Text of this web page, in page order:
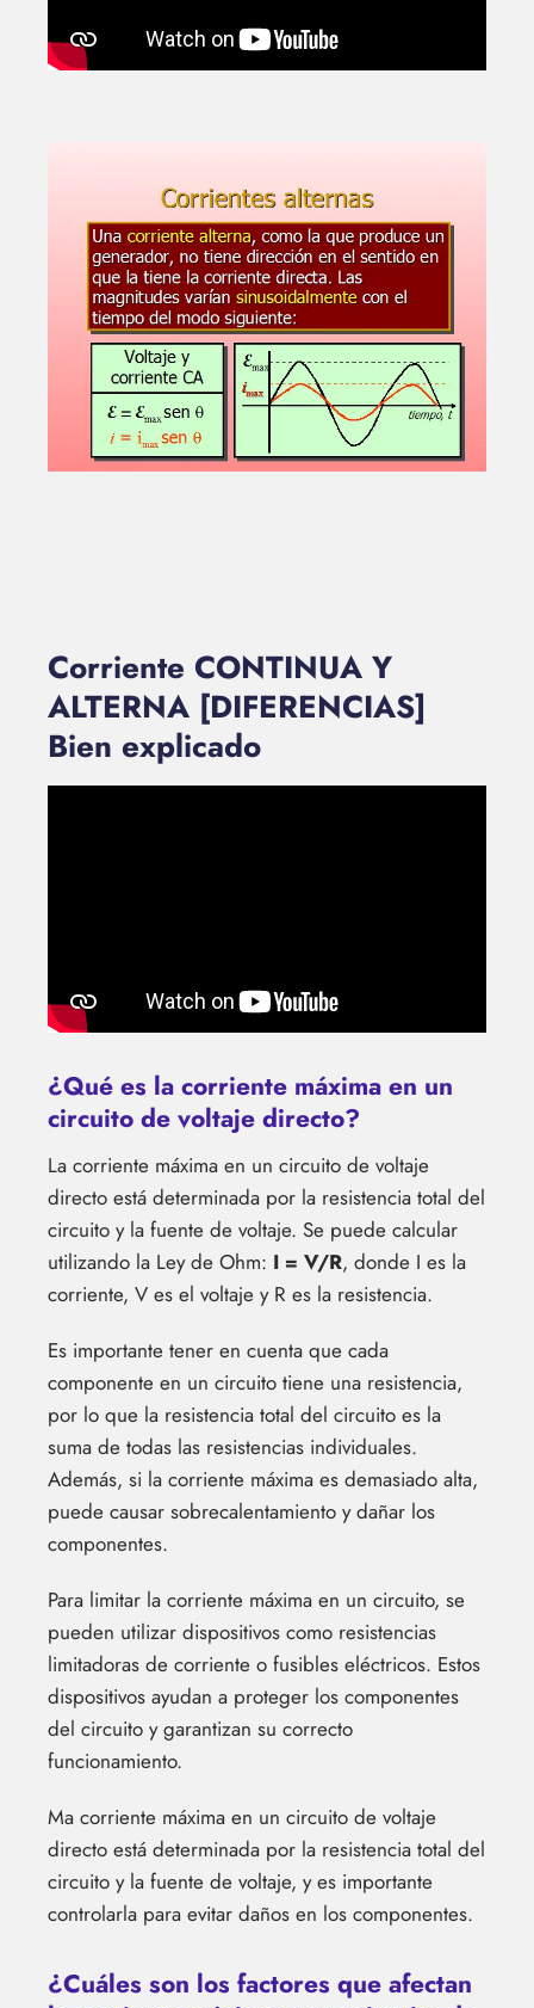
Corriente CONTINUA Y
ALTERNA [DIFERENCIAS]
Bien explicado
¿Qué es la corriente máxima en un
circuito de voltaje directo?
La corriente máxima en un circuito de voltaje
directo está determinada por la resistencia total del
circuito y la fuente de voltaje. Se puede calcular
utilizando la Ley de Ohm: I = V/R, donde I es la
corriente, V es el voltaje y R es la resistencia.
Es importante tener en cuenta que cada
componente en un circuito tiene una resistencia,
por lo que la resistencia total del circuito es la
suma de todas las resistencias individuales.
Además, si la corriente máxima es demasiado alta,
puede causar sobrecalentamiento y dañar los
componentes.
Para limitar la corriente máxima en un circuito, se
pueden utilizar dispositivos como resistencias
limitadoras de corriente o fusibles eléctricos. Estos
dispositivos ayudan a proteger los componentes
del circuito y garantizan su correcto
funcionamiento.
Ma corriente máxima en un circuito de voltaje
directo está determinada por la resistencia total del
circuito y la fuente de voltaje, y es importante
controlarla para evitar daños en los componentes.
¿Cuáles son los factores que afectan